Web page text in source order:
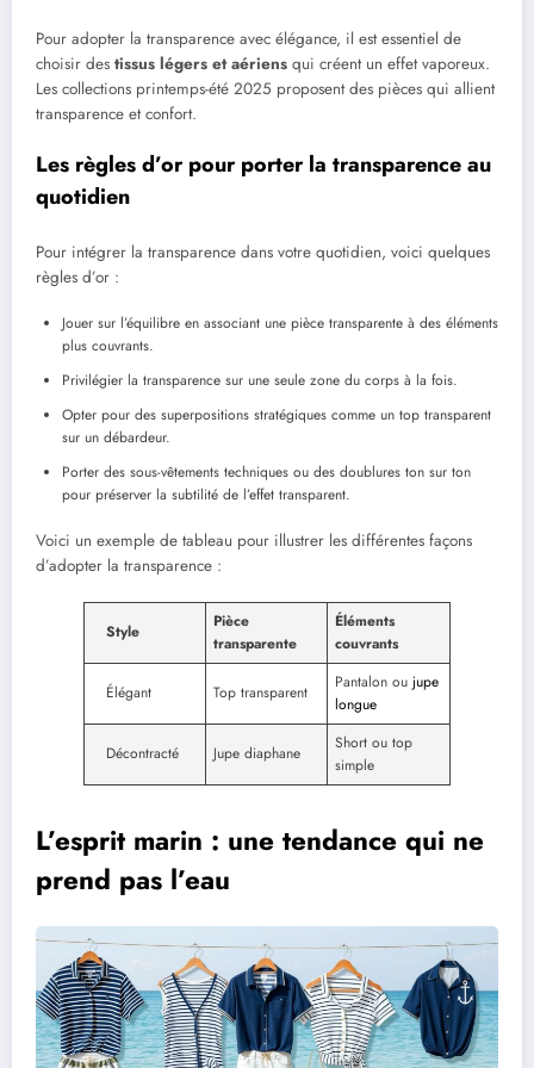
Pour adopter la transparence avec élégance, il est essentiel de
choisir des tissus légers et aériens qui créent un effet vaporeux.
Les collections printemps-été 2025 proposent des pièces qui allient
transparence et confort.
Les règles d’or pour porter la transparence au
quotidien
Pour intégrer la transparence dans votre quotidien, voici quelques
règles d’or :
Jouer sur l’équilibre en associant une pièce transparente à des éléments
plus couvrants.
Privilégier la transparence sur une seule zone du corps à la fois.
Opter pour des superpositions stratégiques comme un top transparent
sur un débardeur.
Porter des sous-vêtements techniques ou des doublures ton sur ton
pour préserver la subtilité de l’effet transparent.
Voici un exemple de tableau pour illustrer les différentes façons
d’adopter la transparence :
Style
Pièce
transparente
Éléments
couvrants
Élégant Top transparent Pantalon ou jupe
longue
Décontracté Jupe diaphane
Short ou top
simple
L’esprit marin : une tendance qui ne
prend pas l’eau